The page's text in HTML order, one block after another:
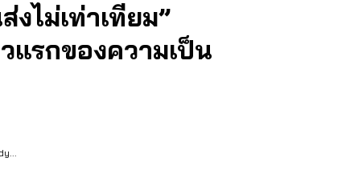
ไม่เท่าเทียม”
รกของความเป็น